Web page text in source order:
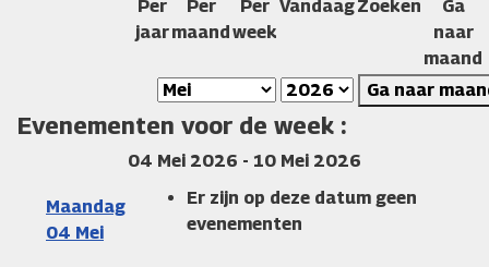
Per
jaar
Per
maand
Per
week
VandaagZoeken
Ga
naar
maand
Ga naar
Evenementen voor de week :
04 Mei 2026 - 10 Mei 2026
Maandag
04 Mei
Er zijn op deze datum geen
evenementen